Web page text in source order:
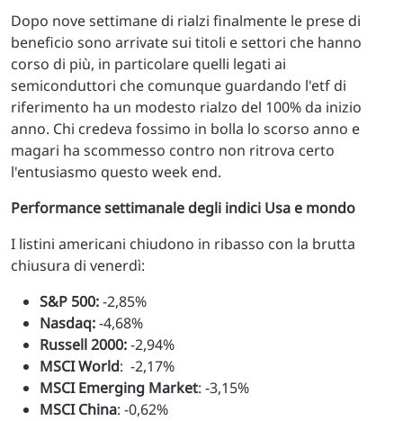
Dopo nove settimane di rialzi finalmente le prese di
beneficio sono arrivate sui titoli e settori che hanno
corso di più, in particolare quelli legati ai
semiconduttori che comunque guardando l'etf di
riferimento ha un modesto rialzo del 100% da inizio
anno. Chi credeva fossimo in bolla lo scorso anno e
magari ha scommesso contro non ritrova certo
l'entusiasmo questo week end.
Performance settimanale degli indici Usa e mondo
I listini americani chiudono in ribasso con la brutta
chiusura di venerdì:
S&P 500:-2,85%
Nasdaq:-4,68%
Russell 2000:-2,94%
MSCI World: -2,17%
MSCI Emerging Market: -3,15%
MSCI China: -0,62%